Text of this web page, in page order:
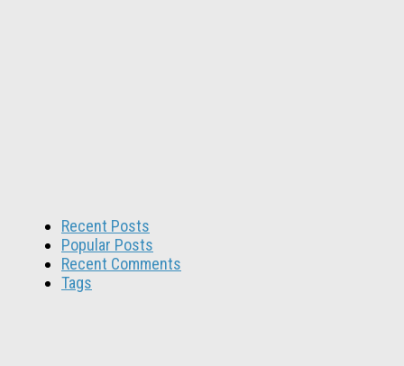
Recent Posts
Popular Posts
Recent Comments
Tags